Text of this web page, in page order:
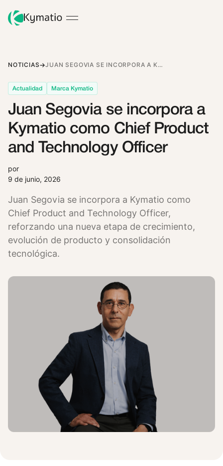
NOTICIAS JUAN SEGOVIA SE INCORPORA A KYMATIO COMO CHIEF PRODUCT AND TECHNOLOGY OFFICER
Actualidad Marca Kymatio
Juan Segovia se incorpora a
Kymatio como Chief Product
and Technology Officer
por
9 de junio, 2026
Juan Segovia se incorpora a Kymatio como
Chief Product and Technology Officer,
reforzando una nueva etapa de crecimiento,
evolución de producto y consolidación
tecnológica.